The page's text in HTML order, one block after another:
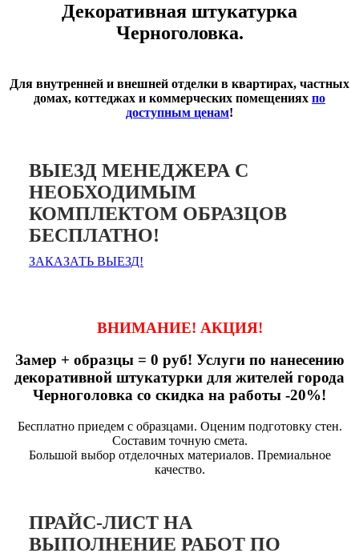
Декоративная штукатурка
Черноголовка.
Для внутренней и внешней отделки в квартирах, частных
домах, коттеджах и коммерческих помещениях по
доступным ценам!
ВЫЕЗД МЕНЕДЖЕРА С
НЕОБХОДИМЫМ
КОМПЛЕКТОМ ОБРАЗЦОВ
БЕСПЛАТНО!
ЗАКАЗАТЬ ВЫЕЗД!
ВНИМАНИЕ! АКЦИЯ!
Замер + образцы = 0 руб! Услуги по нанесению
декоративной штукатурки для жителей города
Черноголовка со скидка на работы -20%!
Бесплатно приедем с образцами. Оценим подготовку стен.
Составим точную смета.
Большой выбор отделочных материалов. Премиальное
качество.
ПРАЙС-ЛИСТ НА
ВЫПОЛНЕНИЕ РАБОТ ПО